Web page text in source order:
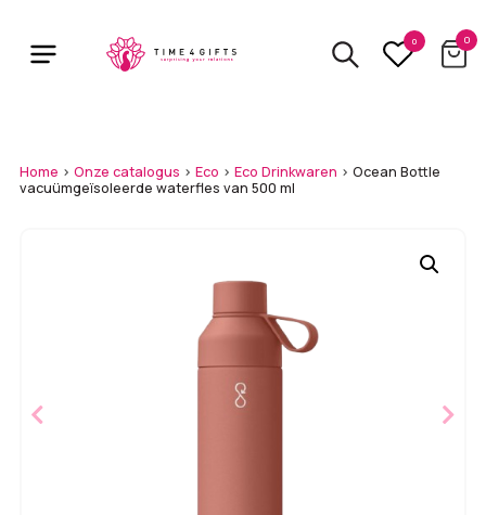
main
0 0
Home > Onze catalogus > Eco > Eco Drinkwaren > Ocean Bottle
vacuümgeïsoleerde waterfles van 500 ml